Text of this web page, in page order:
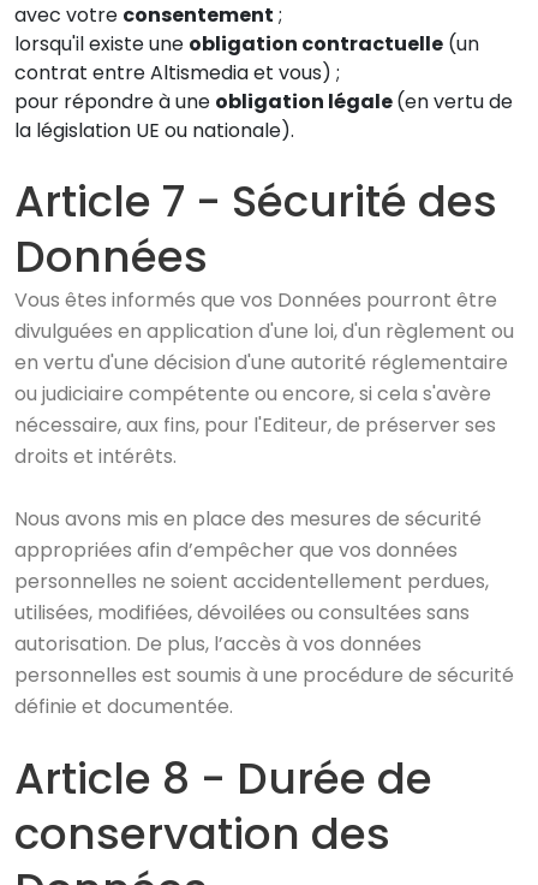
avec votre consentement ;
lorsqu'il existe une obligation contractuelle (un
contrat entre Altismedia et vous) ;
pour répondre à une obligation légale(en vertu de
la législation UE ou nationale).
Article 7 - Sécurité des
Données
Vous êtes informés que vos Données pourront être
divulguées en application d'une loi, d'un règlement ou
en vertu d'une décision d'une autorité réglementaire
ou judiciaire compétente ou encore, si cela s'avère
nécessaire, aux fins, pour l'Editeur, de préserver ses
droits et intérêts.
Nous avons mis en place des mesures de sécurité
appropriées afin d’empêcher que vos données
personnelles ne soient accidentellement perdues,
utilisées, modifiées, dévoilées ou consultées sans
autorisation. De plus, l’accès à vos données
personnelles est soumis à une procédure de sécurité
définie et documentée.
Article 8 - Durée de
conservation des